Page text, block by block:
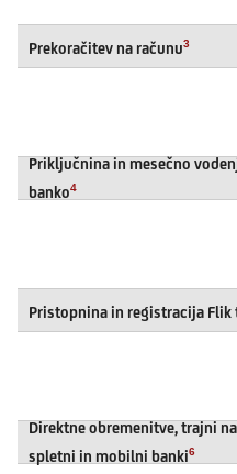
Prekoračitev na računu3
Priključnina in mesečno
banko4
Pristopnina in registracija Flik
Direktne obremenitve, trajni
spletni in mobilni banki6